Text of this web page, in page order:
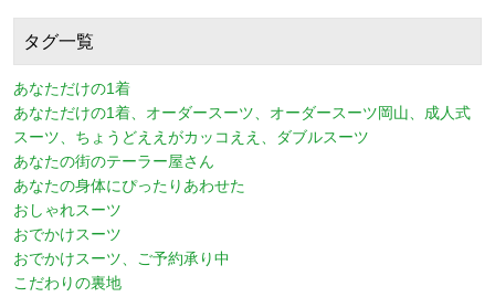
タグ一覧
あなただけの1着
あなただけの1着、オーダースーツ、オーダースーツ岡山、成人式
スーツ、ちょうどええがカッコええ、ダブルスーツ
あなたの街のテーラー屋さん
あなたの身体にぴったりあわせた
おしゃれスーツ
おでかけスーツ
おでかけスーツ、ご予約承り中
こだわりの裏地